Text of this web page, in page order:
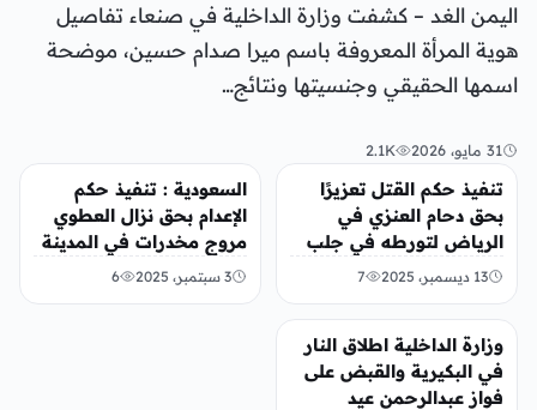
اليمن الغد – كشفت وزارة الداخلية في صنعاء تفاصيل
هوية المرأة المعروفة باسم ميرا صدام حسين، موضحة
اسمها الحقيقي وجنسيتها ونتائج…
31 مايو، 2026 2.1K
أخبار محلية
تنفيذ حكم القتل تعزيرًا
بحق دحام العنزي في
الرياض لتورطه في جلب
أقراص الإمفيتامين
13 ديسمبر، 2025 7
أخبار محلية
السعودية : تنفيذ حكم
الإعدام بحق نزال العطوي
مروج مخدرات في المدينة
المنورة
3 سبتمبر، 2025 6
عربي ودولي
وزارة الداخلية اطلاق النار
في البكيرية والقبض على
فواز عبدالرحمن عيد